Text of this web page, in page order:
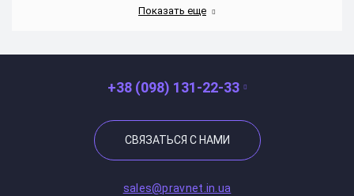
Показать еще
+38 (098) 131-22-33
СВЯЗАТЬСЯ С НАМИ
sales@pravnet.in.ua